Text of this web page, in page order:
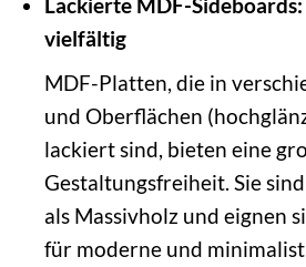
Lackierte MDF-
vielfältig
MDF-Platten, die in
und Oberflächen
lackiert sind, bieten eine
Gestaltungsfreiheit. Sie
als Massivholz und eignen
für moderne und